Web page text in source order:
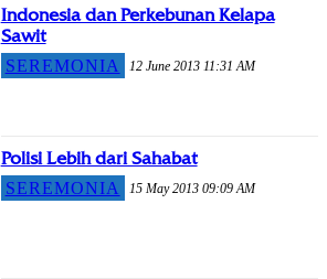
Indonesia dan Perkebunan Kelapa
Sawit
SEREMONIA 12 June 2013 11:31 AM
Polisi Lebih dari Sahabat
SEREMONIA 15 May 2013 09:09 AM